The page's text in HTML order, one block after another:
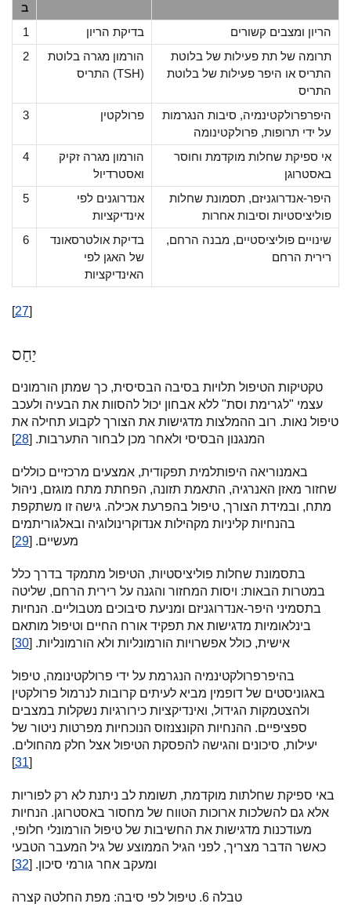
ב
1 בדיקת הריון
הריון ומצבים קשורים
2
הורמון מגרה בלוטת
התריס (TSH)
תרומה של תת פעילות של בלוטת
התריס או היפר פעילות של בלוטת
התריס
3
פרולקטין
היפרפרולקטינמיה, סיבות הנגרמות
על ידי תרופות, פרולקטינומה
4
הורמון מגרה זקיק
ואסטרדיול
אי ספיקת שחלות מוקדמת וחוסר
באסטרוגן
5
אנדרוגנים לפי
אינדיקציות
היפר-אנדרוגניזם, תסמונת שחלות
פוליציסטיות וסיבות אחרות
6
בדיקת אולטרסאונד
של האגן לפי
האינדיקציות
שינויים פוליציסטיים, מבנה הרחם,
רירית הרחם
[27]
יַחַס
טקטיקות הטיפול תלויות בסיבה הבסיסית, כך שמתן הורמונים
עצמי "לגרימת וסת" ללא אבחון יכול להסוות את הבעיה ולעכב
טיפול נאות. רוב ההמלצות מדגישות את הצורך לקבוע תחילה את
המנגנון הבסיסי ולאחר מכן לבחור התערבות. [28
]
באמנוריאה היפותלמית תפקודית, אמצעים מרכזיים כוללים
שחזור מאזן האנרגיה, התאמת תזונה, הפחתת מתח מוגזם, ניהול
מתח, ובמידת הצורך, טיפול בהפרעת אכילה. גישה זו משתקפת
בהנחיות קליניות מקהילות אנדוקרינולוגיה ובאלגוריתמים
מעשיים. [29
]
בתסמונת שחלות פוליציסטיות, הטיפול מתמקד בדרך כלל
במטרות הבאות: ויסות המחזור והגנה על רירית הרחם, שליטה
בתסמיני היפר-אנדרוגניזם ומניעת סיבוכים מטבוליים. הנחיות
בינלאומיות מדגישות את תפקיד אורח החיים וטיפול מותאם
אישית, כולל אפשרויות הורמונליות ולא הורמונליות. [30
]
בהיפרפרולקטינמיה הנגרמת על ידי פרולקטינומה, טיפול
באגוניסטים של דופמין מביא לעיתים קרובות לנרמול פרולקטין
ולהצטמקות הגידול, ואינדיקציות כירורגיות נשקלות במצבים
ספציפיים. ההנחיות הקונצנזוס הנוכחיות מפרטות ניטור של
יעילות, סיכונים והגישה להפסקת הטיפול אצל חלק מהחולים.
[
31
]
באי ספיקת שחלתות מוקדמת, תשומת לב ניתנת לא רק לפוריות
אלא גם להשלכות ארוכות הטווח של מחסור באסטרוגן. הנחיות
מעודכנות מדגישות את החשיבות של טיפול הורמונלי חלופי,
כאשר הדבר מצריך, לפני הגיל הממוצע של גיל המעבר הטבעי
ומעקב אחר גורמי סיכון. [32
]
טבלה 6. טיפול לפי סיבה: מפת החלטה קצרה